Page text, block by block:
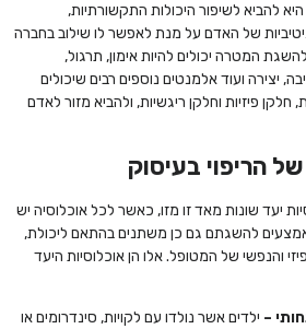
להביא לשיפור היכולות התקשורתיות,
של האדם על מנת לאפשר לו שילוב בחברה
המטרה יכולים להיות אימון, תרגול,
יצירה ועוד אלמנטים נוספים רבים שיכולים
חלקן פיזיות וחלקן ריגשיות, ולהביא מזור לאדם
הריפוי בעיסוק
יעד שונות מאד זו מזו, כאשר לכל אוכלוסיה יש
להשגתם גם כן משתנים בהתאם ליכולת,
והנפשי של המטופל. אלו הן אוכלוסיות היעד
– ילדים אשר נולדו עם לקויות, סינדרומים או